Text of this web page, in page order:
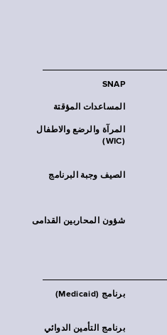
SNAP
المساعدات المؤقتة
المرآة والرضع والاطفال
(WIC)
الصيف وجبة البرنامج
شؤون المحاربين القدامى
برنامج (Medicaid)
برنامج التأمين الدوائي